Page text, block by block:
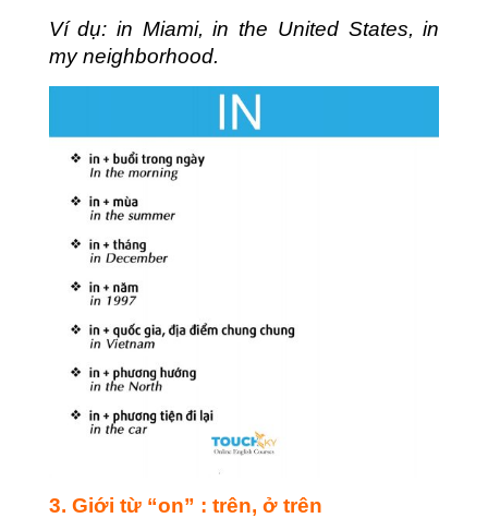
Ví dụ: in Miami, in the United States, in
my neighborhood.
3. Giới từ “on” : trên, ở trên